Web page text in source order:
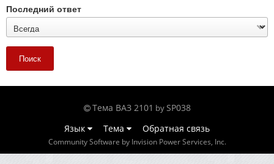
Последний ответ
Поиск
Тема ВАЗ 2101 by SP038
Язык
Тема Обратная связь
Community Software by Invision Power Services, Inc.